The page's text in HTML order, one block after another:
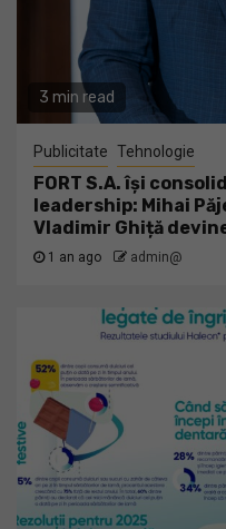
3 min read
Publicitate Tehnologie
FORT S.A. își
leadership: Mihai
Vladimir Ghiță
1 an ago admin@